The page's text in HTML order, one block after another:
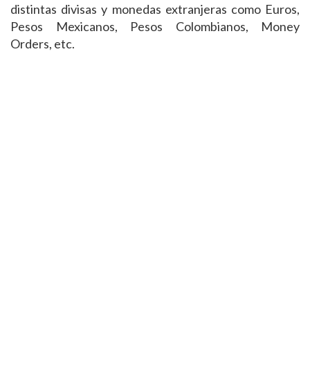
distintas divisas y monedas extranjeras como Euros,
Pesos Mexicanos, Pesos Colombianos, Money
Orders, etc.